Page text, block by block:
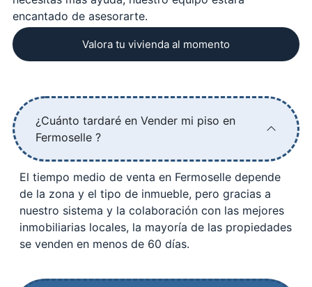
encantado de asesorarte.
Valora tu vivienda al momento
¿Cuánto tardaré en Vender mi piso en
Fermoselle ?
El tiempo medio de venta en Fermoselle depende
de la zona y el tipo de inmueble, pero gracias a
nuestro sistema y la colaboración con las mejores
inmobiliarias locales, la mayoría de las propiedades
se venden en menos de 60 días.